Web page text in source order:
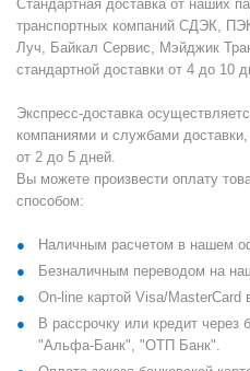
Стандартная доставка от наших
транспортных компаний СДЭК,
Луч, Байкал Сервис, Мэйджик
стандартной доставки от 4 до 10
Экспресс-доставка
компаниями и службами
от 2 до 5 дней.
Вы можете произвести оплату
способом:
Наличным расчетом в нашем
Безналичным переводом на
On-line картой Visa/
В рассрочку или кредит
"Альфа-Банк", "ОТП Банк".